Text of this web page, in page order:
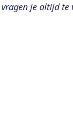
je altijd